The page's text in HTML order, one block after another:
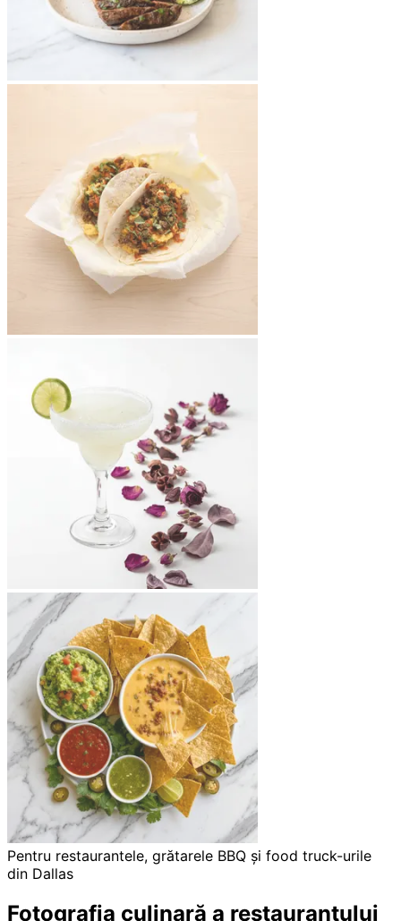
Pentru restaurantele, grătarele BBQ și food truck-urile
din Dallas
Fotografia culinară a restaurantului